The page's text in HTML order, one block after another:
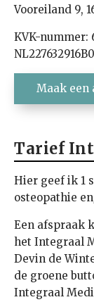
Vooreiland 9,
KVK-nummer:
Maak een
Tarief
Hier geef ik 1
osteopathie
Een afspraak
het Integraal
Devin de
de groene
Integraal